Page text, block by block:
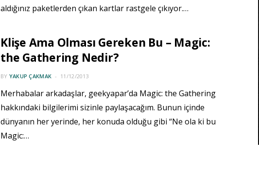
aldığınız paketlerden çıkan kartlar rastgele çıkıyor.…
Klişe Ama Olması Gereken Bu – Magic:
the Gathering Nedir?
BY YAKUP ÇAKMAK 11/12/2013
Merhabalar arkadaşlar, geekyapar’da Magic: the Gathering
hakkındaki bilgilerimi sizinle paylaşacağım. Bunun içinde
dünyanın her yerinde, her konuda olduğu gibi “Ne ola ki bu
Magic:…